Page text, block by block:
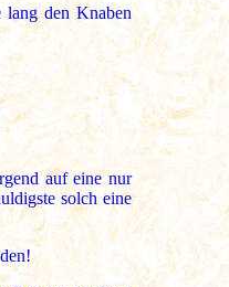
den Knaben
auf eine nur
solch eine